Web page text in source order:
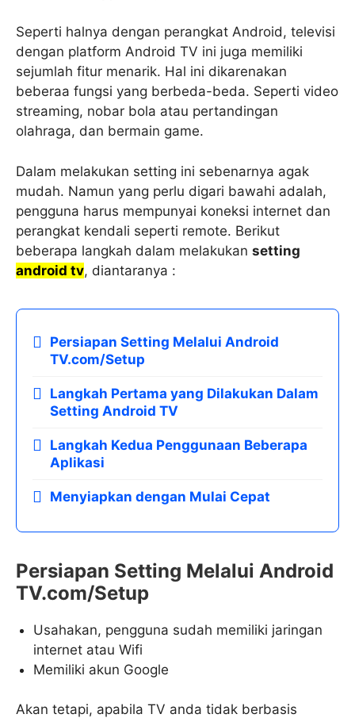
Seperti halnya dengan perangkat Android, televisi
dengan platform Android TV ini juga memiliki
sejumlah fitur menarik. Hal ini dikarenakan
beberaa fungsi yang berbeda-beda. Seperti video
streaming, nobar bola atau pertandingan
olahraga, dan bermain game.
Dalam melakukan setting ini sebenarnya agak
mudah. Namun yang perlu digari bawahi adalah,
pengguna harus mempunyai koneksi internet dan
perangkat kendali seperti remote. Berikut
beberapa langkah dalam melakukan setting
android tv, diantaranya :
Persiapan Setting Melalui Android
TV.com/Setup
Langkah Pertama yang Dilakukan Dalam
Setting Android TV
Langkah Kedua Penggunaan Beberapa
Aplikasi
Menyiapkan dengan Mulai Cepat
Persiapan Setting Melalui Android
TV.com/Setup
Usahakan, pengguna sudah memiliki jaringan
internet atau Wifi
Memiliki akun Google
Akan tetapi, apabila TV anda tidak berbasis